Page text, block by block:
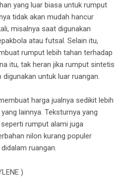
yang luar biasa untuk rumput
tidak akan mudah hancur
misalnya saat digunakan
atau futsal. Selain itu,
rumput lebih tahan terhadap
itu, tak heran jika rumput sintetis
untuk luar ruangan.
harga jualnya sedikit lebih
lainnya. Teksturnya yang
rumput alami juga
nilon kurang populer
ruangan.
)